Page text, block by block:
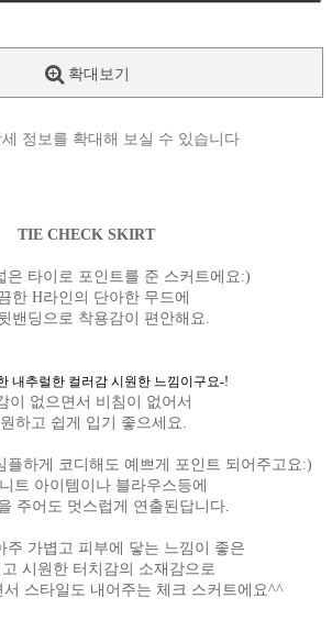
확대보기
세 정보를 확대해 보실 수 있습니다
TIE CHECK SKIRT
은 타이로 포인트를 준 스커트에요:)
한 H라인의 단아한 무드에
밴딩으로 착용감이 편안해요.
내추럴한 컬러감 시원한 느낌이구요-!
이 없으면서 비침이 없어서
하고 쉽게 입기 좋으세요.
플하게 코디해도 예쁘게 포인트 되어주고요:)
트 아이템이나 블라우스등에
주어도 멋스럽게 연출된답니다.
주 가볍고 피부에 닿는 느낌이 좋은
시원한 터치감의 소재감으로
서 스타일도 내어주는 체크 스커트에요^^